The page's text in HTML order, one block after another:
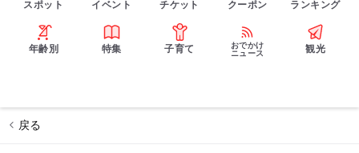
スポット イベント チケット クーポン ランキング
年齢別 特集 子育て
おでかけ
ニュース
観光
戻る